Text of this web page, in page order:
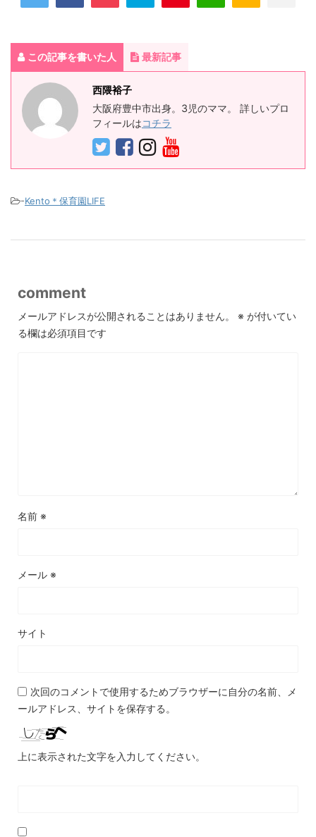
この記事を書いた人 最新記事
西隈裕子
大阪府豊中市出身。3児のママ。 詳しいプロ
フィールはコチラ
-Kento＊保育園LIFE
comment
メールアドレスが公開されることはありません。 ※ が付いてい
る欄は必須項目です
名前 ※
メール ※
サイト
次回のコメントで使用するためブラウザーに自分の名前、メ
ールアドレス、サイトを保存する。
上に表示された文字を入力してください。